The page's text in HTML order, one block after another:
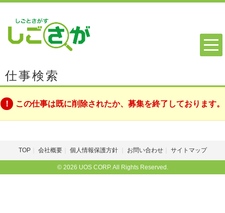
仕事検索
この仕事は既に削除されたか、募集を終了しております。
TOP 会社概要 個人情報保護方針 お問い合わせ サイトマップ
© 2026 UOS CORP. All Rights Reserved.